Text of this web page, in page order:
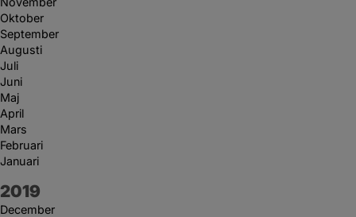
Oktober
September
Augusti
Juli
Juni
Maj
April
Mars
Februari
Januari
År:
2019
December